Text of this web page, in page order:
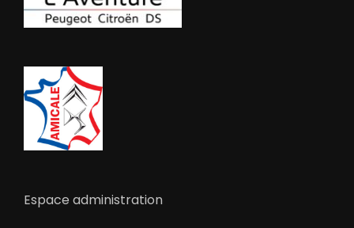
Espace administration